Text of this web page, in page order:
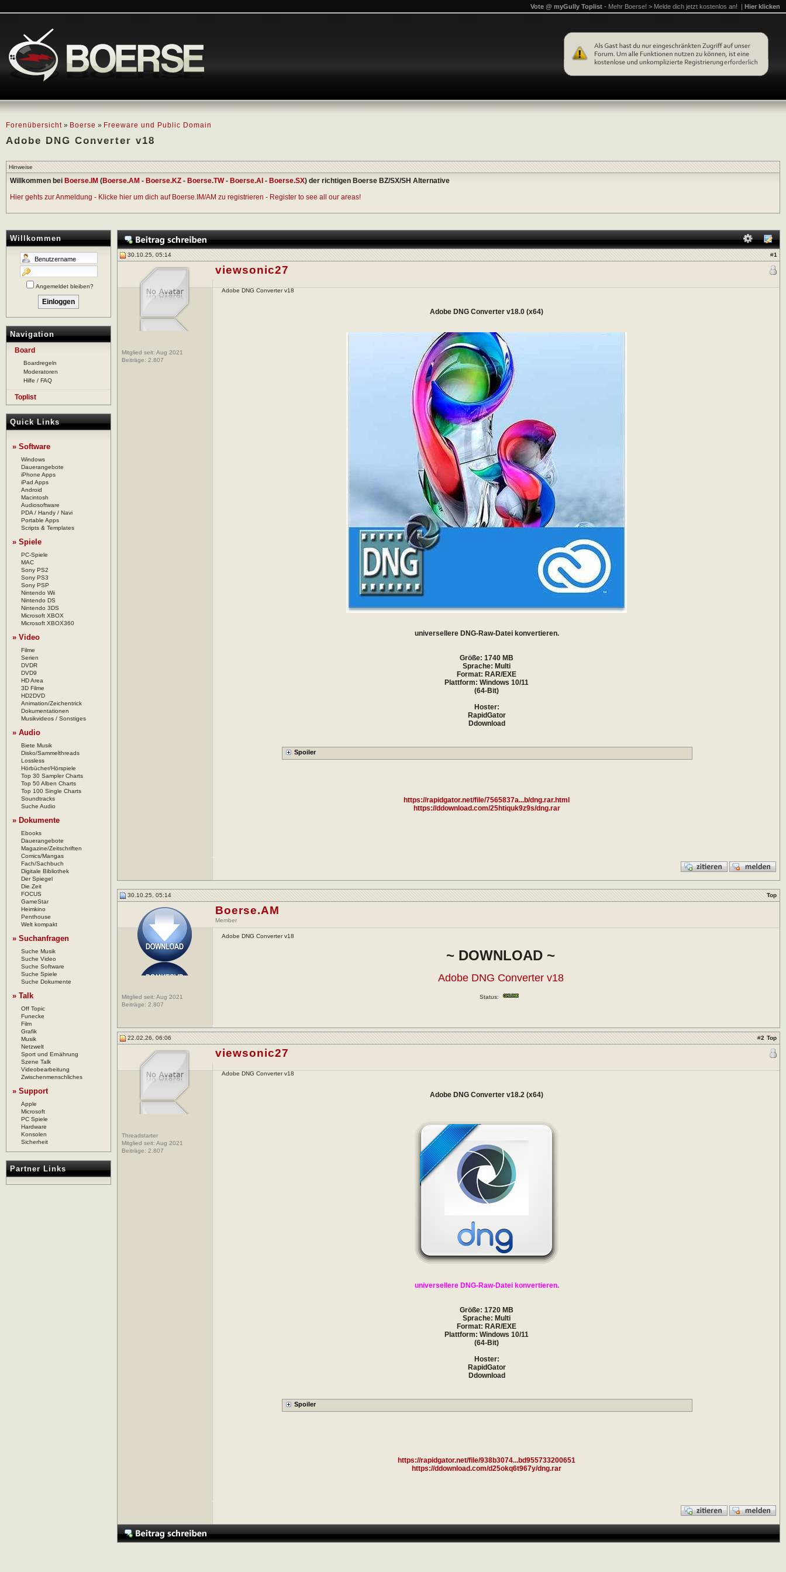
Forenübersicht » Boerse » Freeware und Public Domain
Adobe DNG Converter v18
Vote @ myGully Toplist - Mehr Boerse! > Melde dich jetzt kostenlos an! | Hier klicken
Hinweise
Willkommen bei Boerse.IM (Boerse.AM - Boerse.KZ - Boerse.TW- Boerse.AI - Boerse.SX) der richtigen Boerse BZ/SX/SH Alternative
Hier gehts zur Anmeldung - Klicke hier um dich auf Boerse.IM/AM zu registrieren - Register to see all our areas!
Willkommen
Angemeldet bleiben?
Navigation
Board
Boardregeln
Moderatoren
Hilfe / FAQ
Toplist
Quick Links
» Software
Windows
Dauerangebote
iPhone Apps
iPad Apps
Android
Macintosh
Audiosoftware
PDA / Handy / Navi
Portable Apps
Scripts & Templates
» Spiele
PC-Spiele
MAC
Sony PS2
Sony PS3
Sony PSP
Nintendo Wii
Nintendo DS
Nintendo 3DS
Microsoft XBOX
Microsoft XBOX360
» Video
Filme
Serien
DVDR
DVD9
HD Area
3D Filme
HD2DVD
Animation/Zeichentrick
Dokumentationen
Musikvideos / Sonstiges
» Audio
Biete Musik
Disko/Sammelthreads
Lossless
Hörbücher/Hörspiele
Top 30 Sampler Charts
Top 50 Alben Charts
Top 100 Single Charts
Soundtracks
Suche Audio
» Dokumente
Ebooks
Dauerangebote
Magazine/Zeitschriften
Comics/Mangas
Fach/Sachbuch
Digitale Bibliothek
Der Spiegel
Die Zeit
FOCUS
GameStar
Heimkino
Penthouse
Welt kompakt
» Suchanfragen
Suche Musik
Suche Video
Suche Software
Suche Spiele
Suche Dokumente
» Talk
Off Topic
Funecke
Film
Grafik
Musik
Netzwelt
Sport und Ernährung
Szene Talk
Videobearbeitung
Zwischenmenschliches
» Support
Apple
Microsoft
PC Spiele
Hardware
Konsolen
Sicherheit
Partner Links
30.10.25, 05:14 #1
Mitglied seit: Aug 2021
Beiträge: 2.807
viewsonic27
Adobe DNG Converter v18
Adobe DNG Converter v18.0 (x64)
universellere DNG-Raw-Datei konvertieren.
Größe: 1740 MB
Sprache: Multi
Format: RAR/EXE
Plattform: Windows 10/11
(64-Bit)
Hoster:
RapidGator
Ddownload
https://rapidgator.net/file/7565837a...b/dng.rar.html
https://ddownload.com/25htiquk9z9s/dng.rar
30.10.25, 05:14 Top
Mitglied seit: Aug 2021
Beiträge: 2.807
Boerse.AM
Member
Adobe DNG Converter v18
~ DOWNLOAD ~
Adobe DNG Converter v18
Status:
22.02.26, 06:06 #2 Top
Threadstarter
Mitglied seit: Aug 2021
Beiträge: 2.807
viewsonic27
Adobe DNG Converter v18
Adobe DNG Converter v18.2 (x64)
universellere DNG-Raw-Datei konvertieren.
Größe: 1720 MB
Sprache: Multi
Format: RAR/EXE
Plattform: Windows 10/11
(64-Bit)
Hoster:
RapidGator
Ddownload
https://rapidgator.net/file/938b3074...bd955733200651
https://ddownload.com/d25okq6t967y/dng.rar